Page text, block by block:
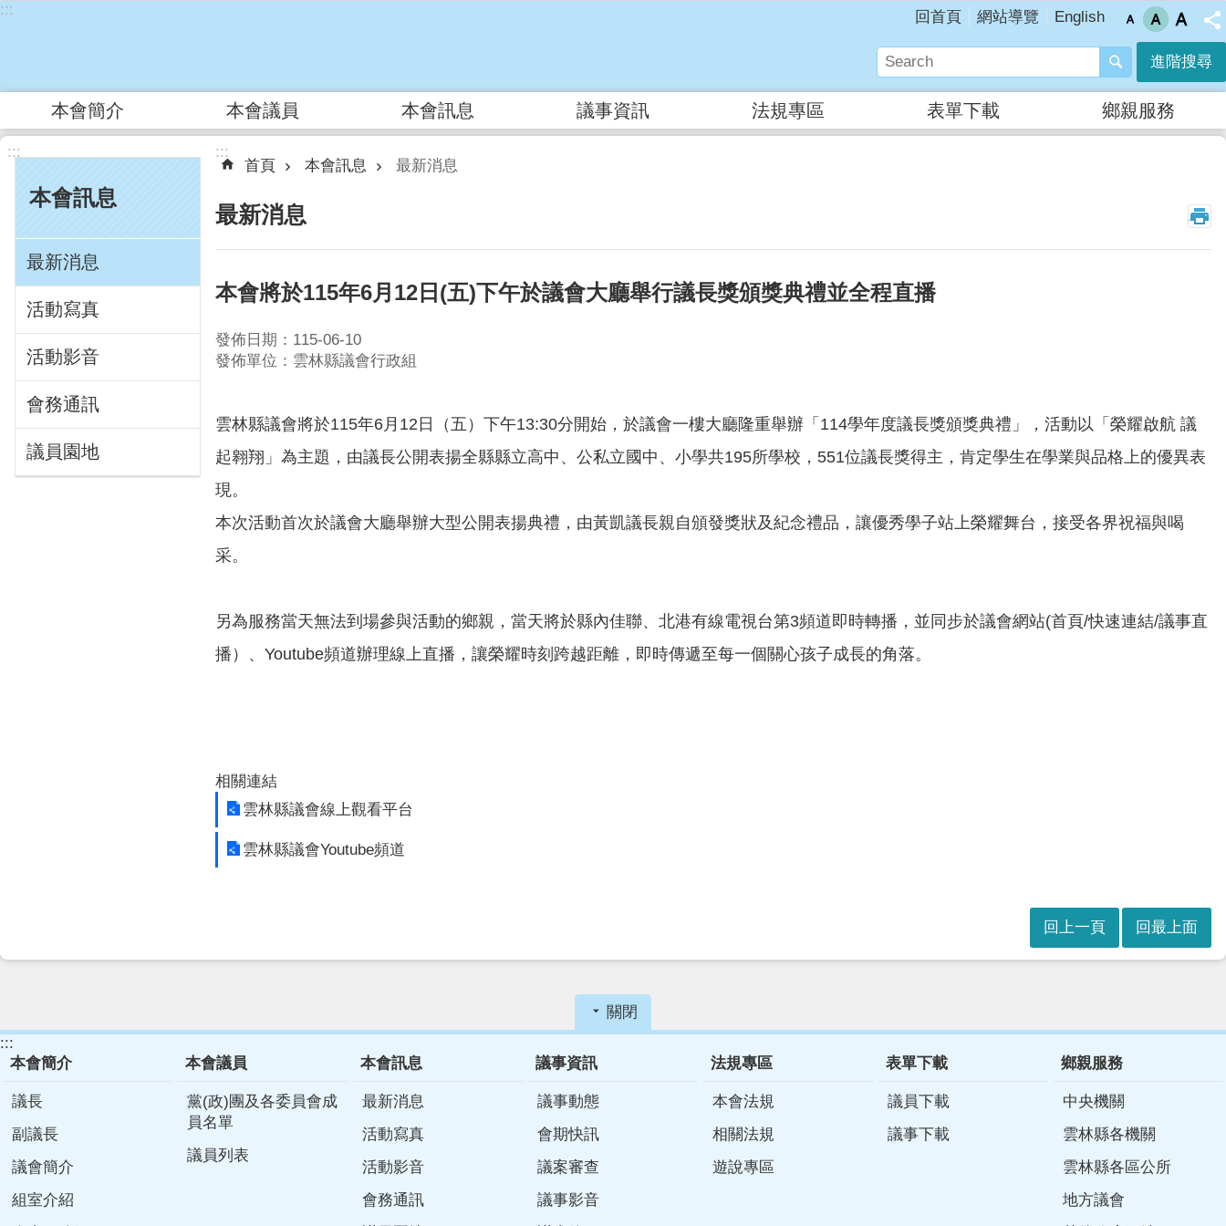
跳到主要內容區塊
::: 回首頁 網站導覽 English
進階搜尋
本會簡介 本會議員 本會訊息 議事資訊 法規專區 表單下載 鄉親服務
:::
本會訊息
最新消息
活動寫真
活動影音
會務通訊
議員園地
:::
首頁 本會訊息 最新消息
最新消息 _
本會將於115年6月12日(五)下午於議會大廳舉行議長獎頒獎典禮並全程直播
發佈日期：115-06-10
發佈單位：雲林縣議會行政組
雲林縣議會將於115年6月12日（五）下午13:30分開始，於議會一樓大廳隆重舉辦「114學年度議長獎頒獎典禮」，活動以「榮耀啟航 議
起翱翔」為主題，由議長公開表揚全縣縣立高中、公私立國中、小學共195所學校，551位議長獎得主，肯定學生在學業與品格上的優異表
現。
本次活動首次於議會大廳舉辦大型公開表揚典禮，由黃凱議長親自頒發獎狀及紀念禮品，讓優秀學子站上榮耀舞台，接受各界祝福與喝
采。
另為服務當天無法到場參與活動的鄉親，當天將於縣內佳聯、北港有線電視台第3頻道即時轉播，並同步於議會網站(首頁/快速連結/議事直
播）、Youtube頻道辦理線上直播，讓榮耀時刻跨越距離，即時傳遞至每一個關心孩子成長的角落。
相關連結
雲林縣議會線上觀看平台
雲林縣議會Youtube頻道
回上一頁 回最上面
關閉
:::
本會簡介
議長
副議長
議會簡介
組室介紹
本會議員
黨(政)團及各委員會成
員名單
議員列表
本會訊息
最新消息
活動寫真
活動影音
會務通訊
議事資訊
議事動態
會期快訊
議案審查
議事影音
法規專區
本會法規
相關法規
遊說專區
表單下載
議員下載
議事下載
鄉親服務
中央機關
雲林縣各機關
雲林縣各區公所
地方議會